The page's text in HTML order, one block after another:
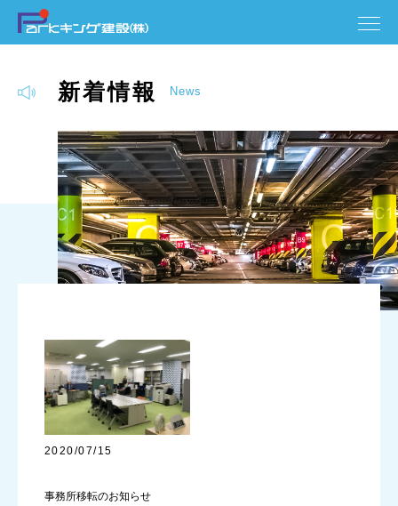
新着情報 News
2020/07/15
事務所移転のお知らせ